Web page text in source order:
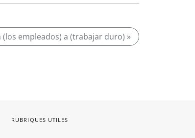
empleados) a (trabajar duro) »
RUBRIQUES UTILES